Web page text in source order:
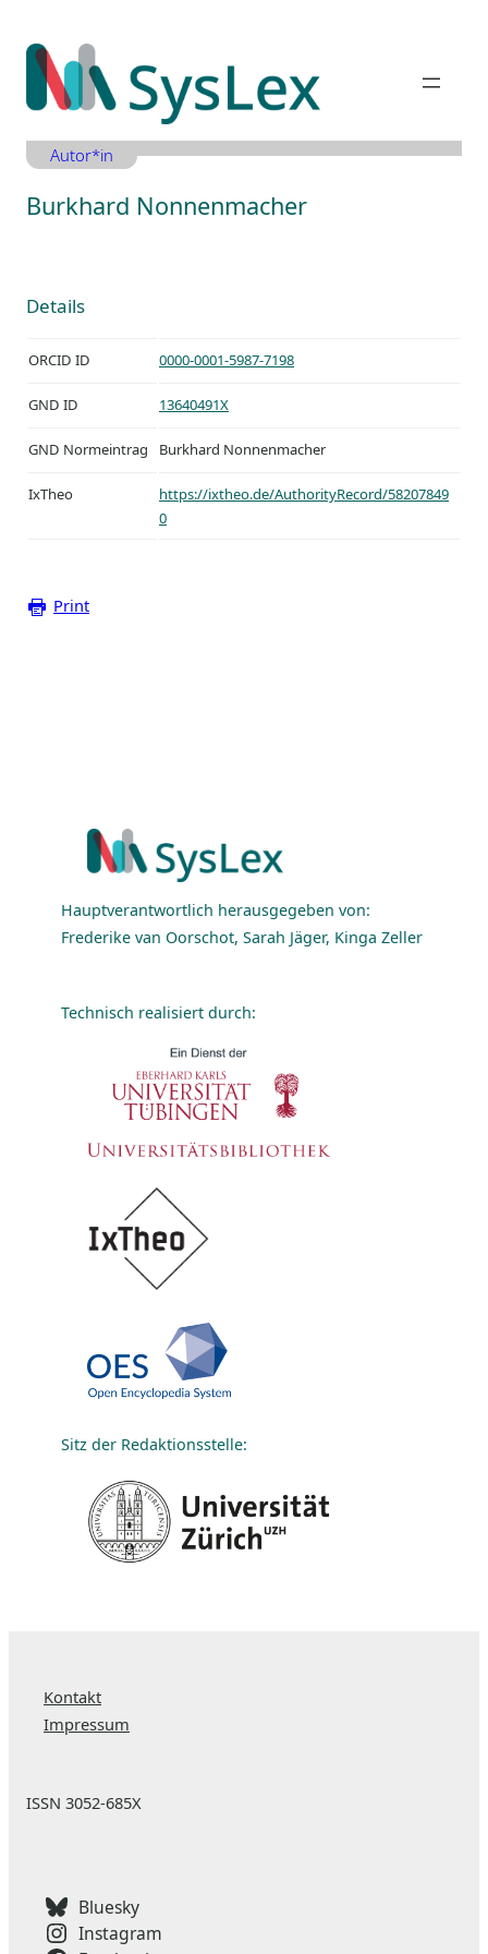
Inhalt
springen
Autor*in
Burkhard Nonnenmacher
Details
ORCID ID 0000-0001-5987-7198
GND ID 13640491X
GND Normeintrag Burkhard Nonnenmacher
IxTheo
https://ixtheo.de/AuthorityRecord/58207849
0
Print
Hauptverantwortlich herausgegeben von:
Frederike van Oorschot, Sarah Jäger, Kinga Zeller
Technisch realisiert durch:
Sitz der Redaktionsstelle:
Kontakt
Impressum
ISSN 3052-685X
Bluesky
Instagram